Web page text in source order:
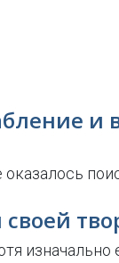
и
изначально